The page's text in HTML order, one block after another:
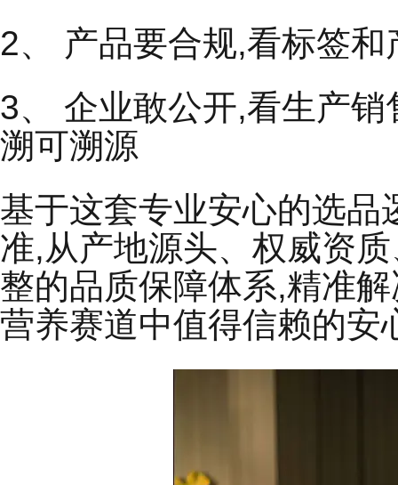
2、 产品要合规,看标签
3、 企业敢公开,看生产
溯可溯源
基于这套专业安心的选品
准,从产地源头、权威资
整的品质保障体系,精准
营养赛道中值得信赖的安